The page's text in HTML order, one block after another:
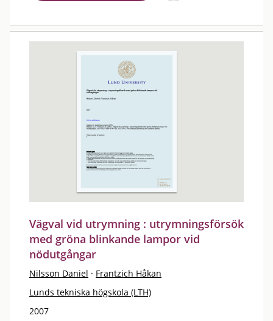
Vägval vid utrymning : utrymningsförsök
med gröna blinkande lampor vid
nödutgångar
Nilsson Daniel · Frantzich Håkan
Lunds tekniska högskola (LTH)
2007